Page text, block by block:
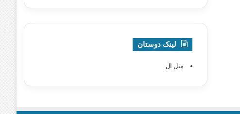
لینک دوستان
مبل ال